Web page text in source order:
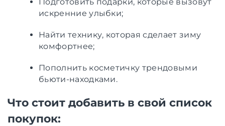
искренние улыбки;
Найти технику, которая сделает зиму
комфортнее;
Пополнить косметичку трендовыми
бьюти-находками.
Что стоит добавить в свой список
покупок: